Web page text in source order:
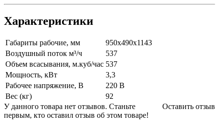
Характеристики
Габариты рабочие, мм
950х490х1143
Воздушный поток м³/ч
537
Объем всасывания, м.куб/час 537
Мощность, кВт
3,3
Рабочее напряжение, В
220 В
Вес (кг)
92
Оставить отзыв
У данного товара нет отзывов. Станьте
первым, кто оставил отзыв об этом товаре!